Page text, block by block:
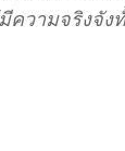
วามจริงจัง